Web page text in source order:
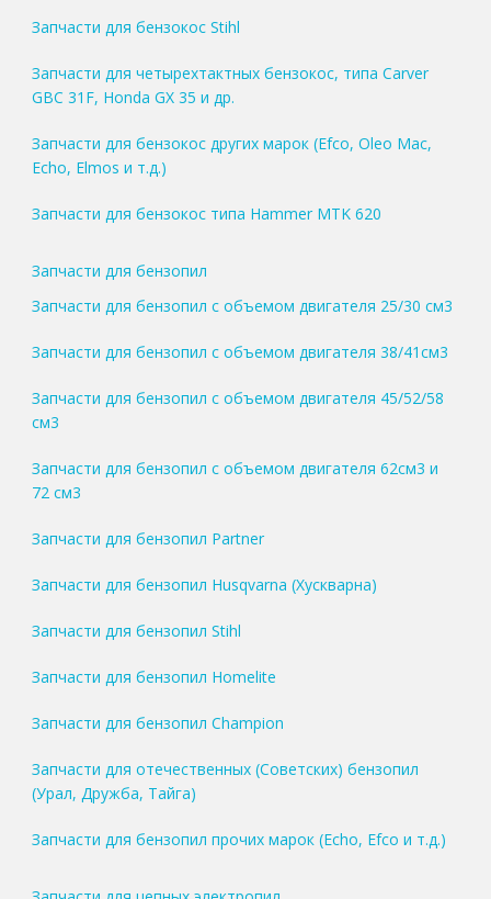
Запчасти для бензокос Stihl
Запчасти для четырехтактных бензокос, типа Carver
GBC 31F, Honda GX 35 и др.
Запчасти для бензокос других марок (Efco, Oleo Mac,
Echo, Elmos и т.д.)
Запчасти для бензокос типа Hammer MTK 620
Запчасти для бензопил
Запчасти для бензопил с объемом двигателя 25/30 см3
Запчасти для бензопил с объемом двигателя 38/41см3
Запчасти для бензопил с объемом двигателя 45/52/58
см3
Запчасти для бензопил с объемом двигателя 62см3 и
72 см3
Запчасти для бензопил Partner
Запчасти для бензопил Husqvarna (Хускварна)
Запчасти для бензопил Stihl
Запчасти для бензопил Homelite
Запчасти для бензопил Champion
Запчасти для отечественных (Советских) бензопил
(Урал, Дружба, Тайга)
Запчасти для бензопил прочих марок (Echo, Efco и т.д.)